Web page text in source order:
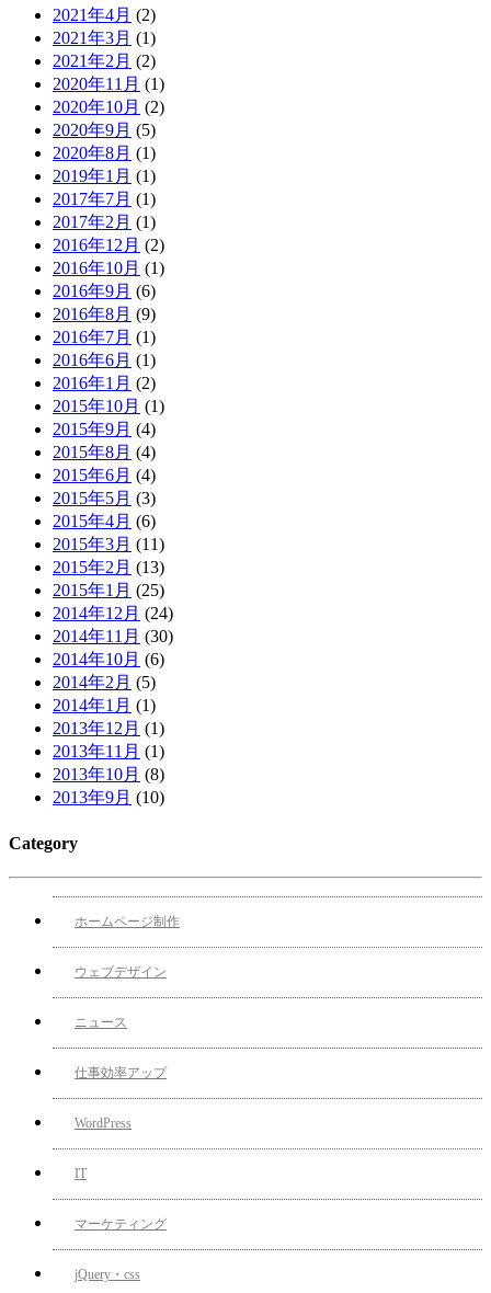
2021年4月 (2)
2021年3月 (1)
2021年2月 (2)
2020年11月 (1)
2020年10月 (2)
2020年9月 (5)
2020年8月 (1)
2019年1月 (1)
2017年7月 (1)
2017年2月 (1)
2016年12月 (2)
2016年10月 (1)
2016年9月 (6)
2016年8月 (9)
2016年7月 (1)
2016年6月 (1)
2016年1月 (2)
2015年10月 (1)
2015年9月 (4)
2015年8月 (4)
2015年6月 (4)
2015年5月 (3)
2015年4月 (6)
2015年3月 (11)
2015年2月 (13)
2015年1月 (25)
2014年12月 (24)
2014年11月 (30)
2014年10月 (6)
2014年2月 (5)
2014年1月 (1)
2013年12月 (1)
2013年11月 (1)
2013年10月 (8)
2013年9月 (10)
Category
ホームページ制作
ウェブデザイン
ニュース
仕事効率アップ
WordPress
IT
マーケティング
jQuery・css